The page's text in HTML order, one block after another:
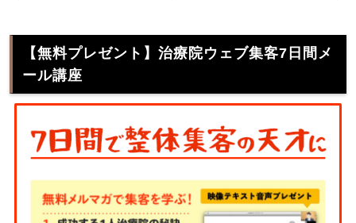
【無料プレゼント】治療院ウェブ集客7日間メ
ール講座